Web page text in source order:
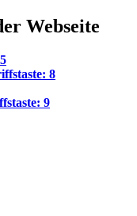
Webseite
5
8
9